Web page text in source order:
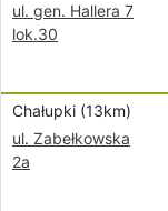
ul. gen. Hallera 7
lok.30
Chałupki (13km)
ul. Zabełkowska
2a